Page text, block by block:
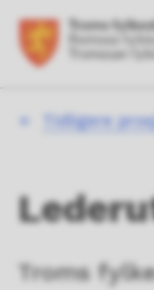
Du
Tidligere
Troms